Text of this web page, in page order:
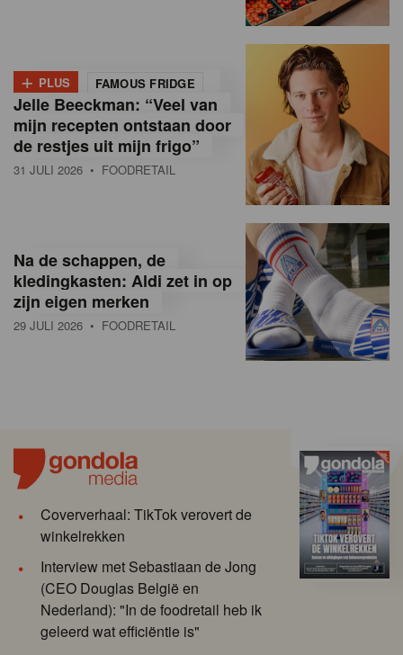
+ PLUS FAMOUS FRIDGE
Jelle Beeckman: “Veel van
mijn recepten ontstaan door
de restjes uit mijn frigo”
31 JULI 2026 • FOODRETAIL
Na de schappen, de
kledingkasten: Aldi zet in op
zijn eigen merken
29 JULI 2026 • FOODRETAIL
Coververhaal: TikTok verovert de
winkelrekken
Interview met Sebastiaan de Jong
(CEO Douglas België en
Nederland): "In de foodretail heb ik
geleerd wat efficiëntie is"